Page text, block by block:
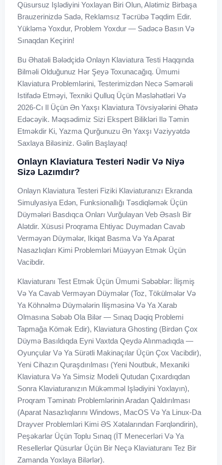
Qüsursuz Işlədiyini Yoxlayan Biri Olun, Alətimiz Birbaşa
Brauzerinizdə Sadə, Reklamsız Təcrübə Təqdim Edir.
Yükləmə Yoxdur, Problem Yoxdur — Sadəcə Basın Və
Sınaqdan Keçirin!
Bu Əhatəli Bələdçidə Onlayn Klaviatura Testi Haqqında
Bilməli Olduğunuz Hər Şeyə Toxunacağıq. Ümumi
Klaviatura Problemlərini, Testerimizdən Necə Səmərəli
Istifadə Etməyi, Texniki Qulluq Üçün Məsləhətləri Və
2026-Cı Il Üçün Ən Yaxşı Klaviatura Tövsiyələrini Əhatə
Edəcəyik. Məqsədimiz Sizi Ekspert Bilikləri Ilə Təmin
Etməkdir Ki, Yazma Qurğunuzu Ən Yaxşı Vəziyyətdə
Saxlaya Biləsiniz. Gəlin Başlayaq!
Onlayn Klaviatura Testeri Nədir Və Niyə
Sizə Lazımdır?
Onlayn Klaviatura Testeri Fiziki Klaviaturanızı Ekranda
Simulyasiya Edən, Funksionallığı Təsdiqləmək Üçün
Düymələri Basdıqca Onları Vurğulayan Veb Əsaslı Bir
Alətdir. Xüsusi Proqrama Ehtiyac Duymadan Cavab
Verməyən Düymələr, Ikiqat Basma Və Ya Aparat
Nasazlıqları Kimi Problemləri Müəyyən Etmək Üçün
Vacibdir.
Klaviaturanı Test Etmək Üçün Ümumi Səbəblər: İlişmiş
Və Ya Cavab Verməyən Düymələr (toz, Tökülmələr Və
Ya Köhnəlmə Düymələrin Ilişməsinə Və Ya Xarab
Olmasına Səbəb Ola Bilər — Sınaq Dəqiq Problemi
Tapmağa Kömək Edir), Klaviatura Ghosting (birdən Çox
Düymə Basıldıqda Eyni Vaxtda Qeydə Alınmadıqda —
Oyunçular Və Ya Sürətli Makinaçılar Üçün Çox Vacibdir),
Yeni Cihazın Quraşdırılması (yeni Noutbuk, Mexaniki
Klaviatura Və Ya Simsiz Modeli Qutudan Çıxardıqdan
Sonra Klaviaturanızın Mükəmməl Işlədiyini Yoxlayın),
Proqram Təminatı Problemlərinin Aradan Qaldırılması
(aparat Nasazlıqlarını Windows, MacOS Və Ya Linux-Da
Drayver Problemləri Kimi ƏS Xətalarından Fərqləndirin),
Peşəkarlar Üçün Toplu Sınaq (İT Menecerləri Və Ya
Resellerlər Qüsurlar Üçün Bir Neçə Klaviaturanı Tez Bir
Zamanda Yoxlaya Bilərlər).